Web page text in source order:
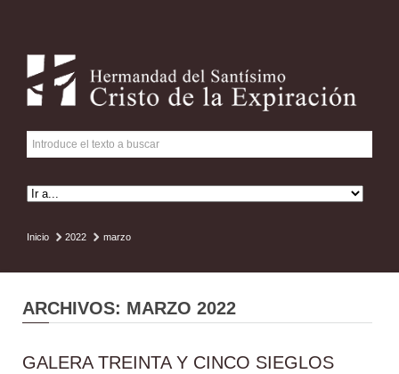
Inicio 2022 marzo
ARCHIVOS: MARZO 2022
GALERA TREINTA Y CINCO SIEGLOS